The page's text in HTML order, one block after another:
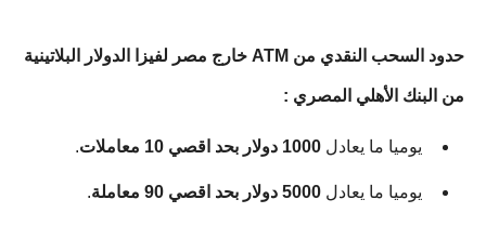
حدود السحب النقدي من ATM خارج مصر لفيزا الدولار البلاتينية
من البنك الأهلي المصري :
يوميا ما يعادل 1000 دولار بحد اقصي 10 معاملات .
يوميا ما يعادل 5000 دولار بحد اقصي 90 معاملة .